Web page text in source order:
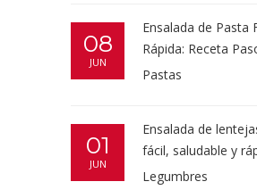
08
JUN
Ensalada de Pasta
Rápida: Receta
Pastas
01
JUN
Ensalada de
fácil, saludable y
Legumbres